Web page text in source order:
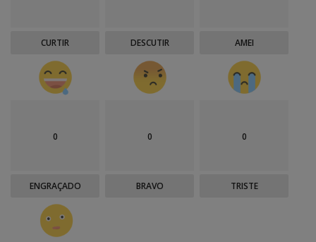
CURTIR DESCUTIR AMEI
0
ENGRAÇADO
0
BRAVO
0
TRISTE